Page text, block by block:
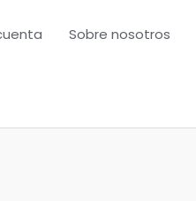
Sobre nosotros